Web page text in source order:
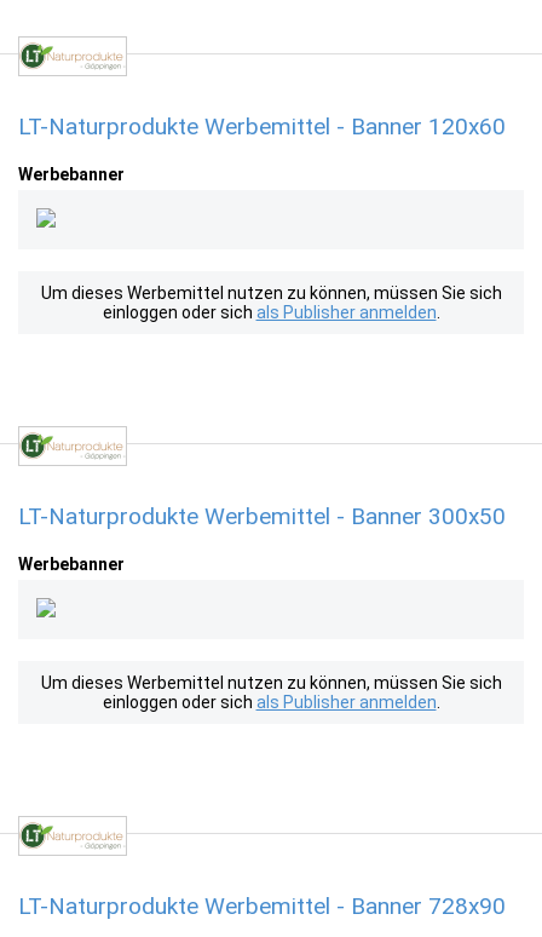
LT-Naturprodukte Werbemittel - Banner 120x60
Werbebanner
Um dieses Werbemittel nutzen zu können, müssen Sie sich
einloggen oder sich als Publisher anmelden
LT-Naturprodukte Werbemittel - Banner 300x50
Werbebanner
Um dieses Werbemittel nutzen zu können, müssen Sie sich
einloggen oder sich als Publisher anmelden
LT-Naturprodukte Werbemittel - Banner 728x90